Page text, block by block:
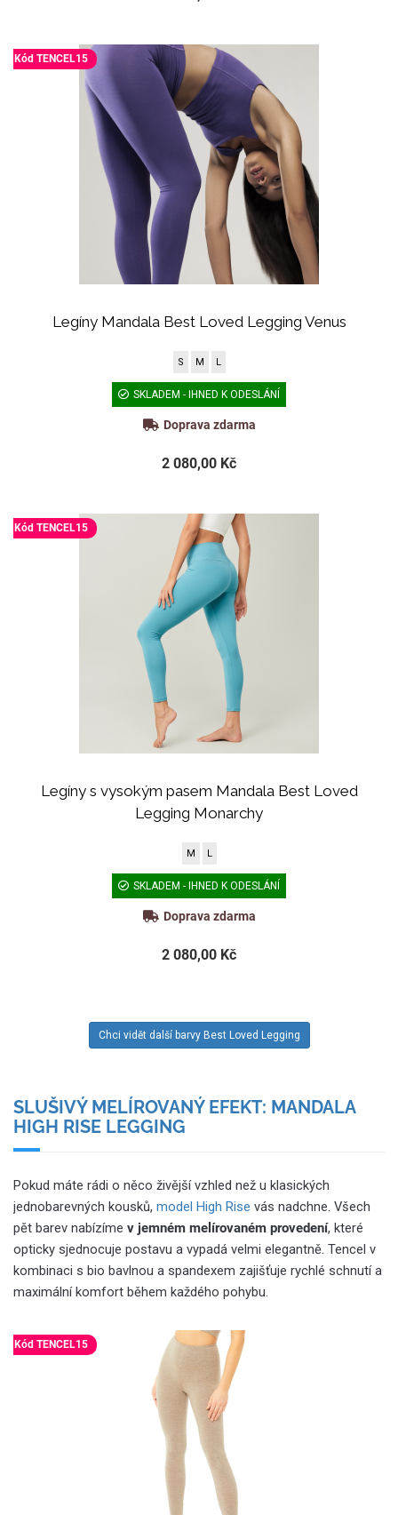
Kód TENCEL15
Legíny Mandala Best Loved Legging Venus
S M L
SKLADEM - IHNED K ODESLÁNÍ
Doprava zdarma
2 080,00 Kč
Kód TENCEL15
Legíny s vysokým pasem Mandala Best Loved
Legging Monarchy
M L
SKLADEM - IHNED K ODESLÁNÍ
Doprava zdarma
2 080,00 Kč
Chci vidět další barvy Best Loved Legging
SLUŠIVÝ MELÍROVANÝ EFEKT: MANDALA
HIGH RISE LEGGING
Pokud máte rádi o něco živější vzhled než u klasických
jednobarevných kousků, model High Rise vás nadchne. Všech
pět barev nabízíme v jemném melírovaném provedení, které
opticky sjednocuje postavu a vypadá velmi elegantně. Tencel v
kombinaci s bio bavlnou a spandexem zajišťuje rychlé schnutí a
maximální komfort během každého pohybu.
Kód TENCEL15